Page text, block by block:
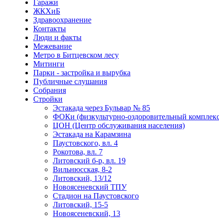
Гаражи
ЖКХиБ
Здравоохранение
Контакты
Люди и факты
Межевание
Метро в Битцевском лесу
Митинги
Парки - застройка и вырубка
Публичные слушания
Собрания
Стройки
Эстакада через Бульвар № 85
ФОКи (физкультурно-оздоровительный
ЦОН (Центр обслуживания населения)
Эстакада на Карамзина
Паустовского, вл. 4
Рокотова, вл. 7
Литовский б-р, вл. 19
Вильнюсская, 8-2
Литовский, 13/12
Новоясеневский ТПУ
Стадион на Паустовского
Литовский, 15-5
Новоясеневский, 13